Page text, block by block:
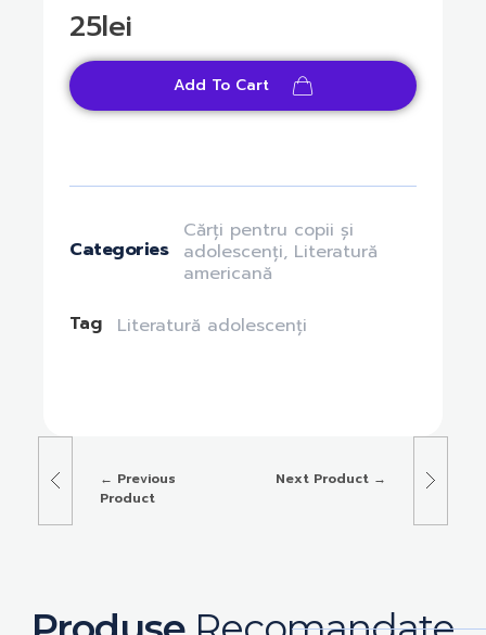
25lei
Add To Cart
Categories
Cărți pentru copii și
adolescenți, Literatură
americană
Tag
Literatură adolescenți
Previous
Product
Next Product